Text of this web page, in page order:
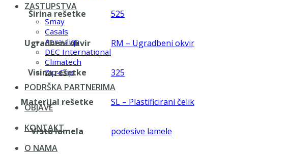
ZASTUPSTVA
Smay
Casals
Aerauliqa
DEC International
Climatech
Zip-Clip
PODRŠKA PARTNERIMA
OBJAVE
KONTAKT
O NAMA
Širina rešetke 525
Ugradbeni okvir RM – Ugradbeni okvir
Visina rešetke 325
Materijal rešetke SL – Plastificirani čelik
Vrsta lamela podesive lamele